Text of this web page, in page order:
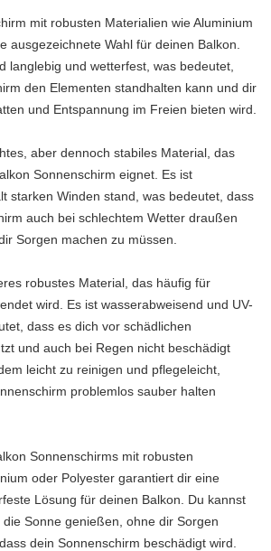
mit robusten Materialien wie Aluminium
ausgezeichnete Wahl für deinen Balkon.
langlebig und wetterfest, was bedeutet,
den Elementen standhalten kann und dir
und Entspannung im Freien bieten wird.
aber dennoch stabiles Material, das
Sonnenschirm eignet. Es ist
starken Winden stand, was bedeutet, dass
auch bei schlechtem Wetter draußen
Sorgen machen zu müssen.
robustes Material, das häufig für
wird. Es ist wasserabweisend und UV-
dass es dich vor schädlichen
und auch bei Regen nicht beschädigt
leicht zu reinigen und pflegeleicht,
problemlos sauber halten
Sonnenschirms mit robusten
oder Polyester garantiert dir eine
Lösung für deinen Balkon. Du kannst
Sonne genießen, ohne dir Sorgen
dein Sonnenschirm beschädigt wird.